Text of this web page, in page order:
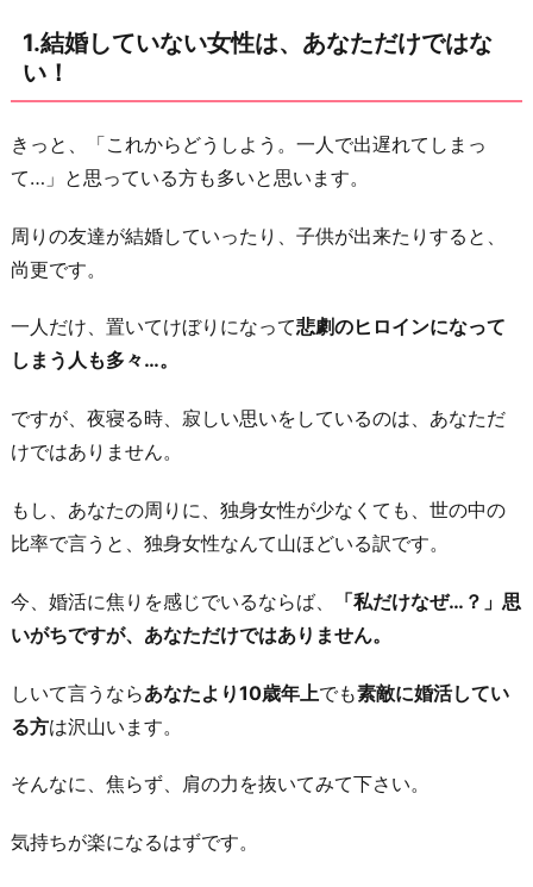
な
い！
婚
活
は、
自
を
イ
ナ
視
し
い
る
い
焦
1.結婚していない女性は、あなただけではな
い！
きっと、「これからどうしよう。一人で出遅れてしまっ
て…」と思っている方も多いと思います。
周りの友達が結婚していったり、子供が出来たりすると、
尚更です。
一人だけ、置いてけぼりになって悲劇のヒロインになって
しまう人も多々…。
ですが、夜寝る時、寂しい思いをしているのは、あなただ
けではありません。
もし、あなたの周りに、独身女性が少なくても、世の中の
比率で言うと、独身女性なんて山ほどいる訳です。
今、婚活に焦りを感じでいるならば、
「私だけなぜ…？」思
いがちですが、あなただけではありません。
しいて言うならあなたより10歳年上でも素敵に婚活してい
る方は沢山います。
そんなに、焦らず、肩の力を抜いてみて下さい。
気持ちが楽になるはずです。